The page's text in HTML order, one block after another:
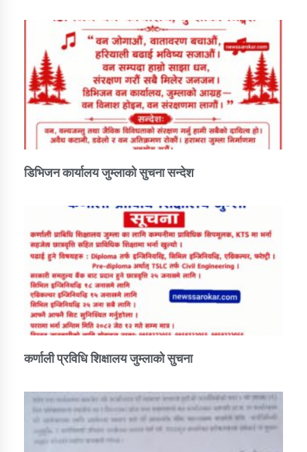
डिभिजन कार्यालय जुम्लाको सुचना सन्देश
कर्णाली प्रविधि शिक्षालय जुम्लाको सुचना